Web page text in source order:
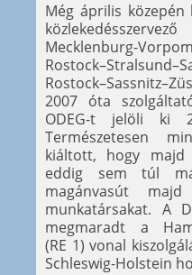
Még április
Mecklenburg-
2007 óta
ODEG-t jelöli ki
Természetesen
kiáltott, hogy majd
eddig sem túl
magánvasút
munkatársakat. A
megmaradt a
(RE 1) vonal
Schleswig-Holstein